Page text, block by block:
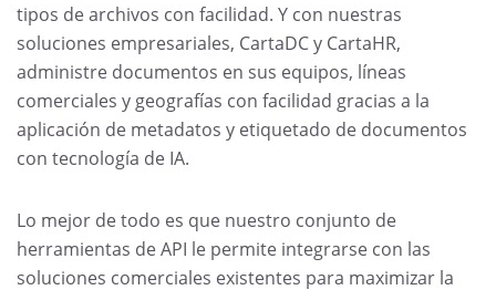
tipos de archivos con facilidad. Y con nuestras
soluciones empresariales, CartaDC y CartaHR,
administre documentos en sus equipos, líneas
comerciales y geografías con facilidad gracias a la
aplicación de metadatos y etiquetado de documentos
con tecnología de IA.
Lo mejor de todo es que nuestro conjunto de
herramientas de API le permite integrarse con las
soluciones comerciales existentes para maximizar la